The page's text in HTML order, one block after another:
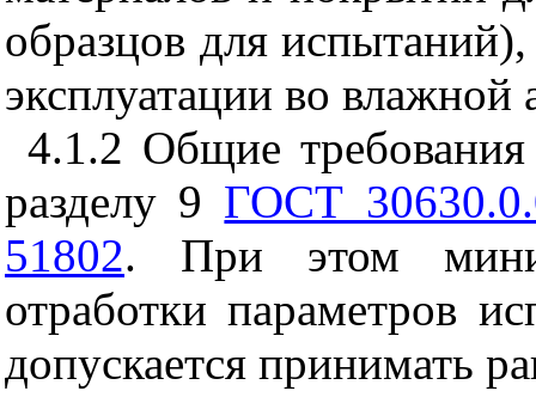
образцов для
эксплуатации во влажной
4.1.2 Общие
разделу 9 ГОСТ
51802. При этом
отработки параметров
допускается принимать